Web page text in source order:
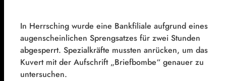
In Herrsching wurde eine Bankfiliale aufgrund eines
augenscheinlichen Sprengsatzes für zwei Stunden
abgesperrt. Spezialkräfte mussten anrücken, um das
Kuvert mit der Aufschrift „Briefbombe“ genauer zu
untersuchen.